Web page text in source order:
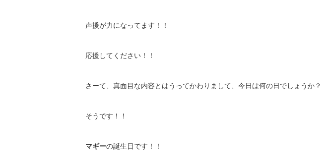
声援が力になってます！！
応援してください！！
さーて、真面目な内容とはうってかわりまして、今日は何の日でしょうか？
そうです！！
マギーの誕生日です！！